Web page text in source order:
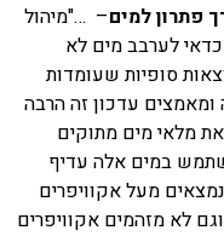
פתרון למים– …"מיהול
כדאי לערבב מים לא
סופיות שעומדות
עדכון זה הרבה
את מלאי מים מתוקים
במים אלה עדיף
מעל אקוויפרים
לא מזהמים אקוויפרים